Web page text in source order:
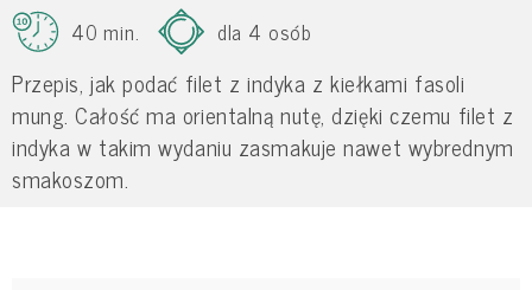
40 min.
dla 4 osób
Przepis, jak podać filet z indyka z kiełkami fasoli
mung. Całość ma orientalną nutę, dzięki czemu filet z
indyka w takim wydaniu zasmakuje nawet wybrednym
smakoszom.